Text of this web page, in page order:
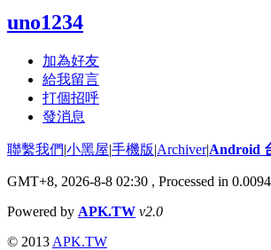
uno1234
加為好友
給我留言
打個招呼
發消息
聯繫我們|小黑屋|手機版|Archiver|Android
GMT+8, 2026-8-8 02:30 , Processed in
Powered by APK.TW v2.0
© 2013 APK.TW